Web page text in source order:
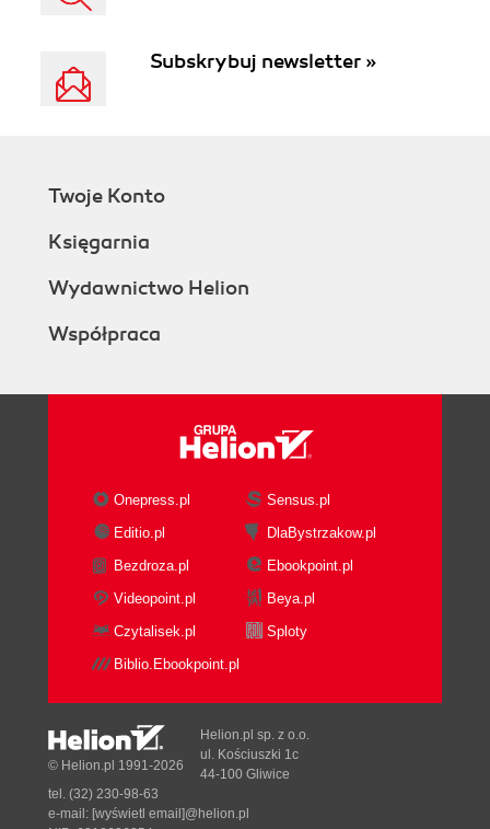
Subskrybuj newsletter »
Twoje Konto
Księgarnia
Wydawnictwo Helion
Współpraca
Onepress.pl
Sensus.pl
Editio.pl
DlaBystrzakow.pl
Bezdroza.pl
Ebookpoint.pl
Videopoint.pl
Beya.pl
Czytalisek.pl
Sploty
Biblio.Ebookpoint.pl
© Helion.pl 1991-2026
Helion.pl sp. z o.o.
ul. Kościuszki 1c
44-100 Gliwice
tel. (32) 230-98-63
e-mail: [wyświetl email]@helion.pl